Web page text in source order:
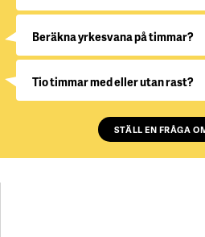
Beräkna yrkesvana på timmar?
Tio timmar med eller utan rast?
STÄLL EN FRÅGA